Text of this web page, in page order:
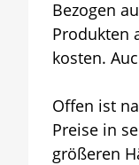
Bezogen
Produkten
kosten.
Offen ist
Preise in
größeren